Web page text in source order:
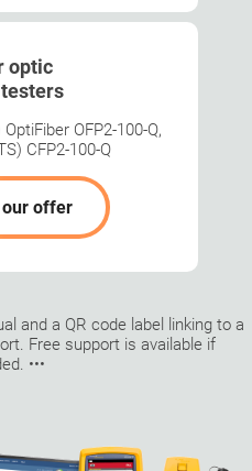
optic
OFP2-100-Q,
CFP2-100-Q
our offer
and a QR code label linking to a
Free support is available if
•••